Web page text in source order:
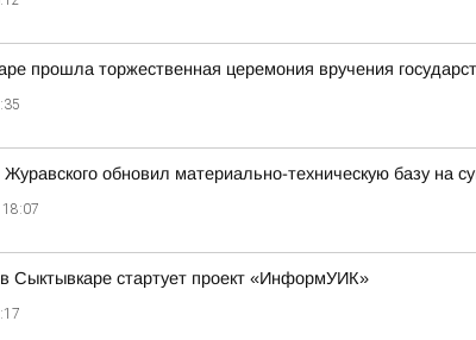
прошла торжественная церемония вручения
обновил материально-техническую базу на
18:07
в Сыктывкаре стартует проект «ИнформУИК»